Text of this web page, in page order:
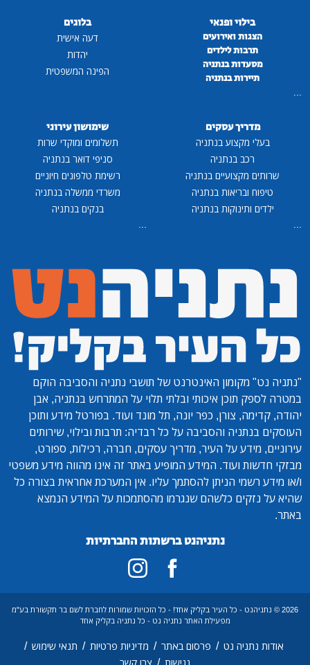
בילוי ופנאי
הצגות ואירועים
תרבות לילדים
מסעדות בנתניה
תיירות בנתניה
...
בלוגים
דעה אישית
יהדות
הפינה המשפטית
מדריך עסקים
בעלי מקצוע בנתניה
רכב בנתניה
שרותים מקצועיים בנתניה
טיפוח ובריאות בנתניה
ילדים ותינוקות בנתניה
...
שימושון עירוני
תשלומים ומוקדי שרות
סניפי דואר בנתניה
רשימת טלפונים חיוניים
משרדי ממשלה בנתניה
בנקים בנתניה
...
"נתניה נט" מקומון האינטרנט של תושבי נתניה והסביבה הוקם
במטרה לספק תוכן איכותי ובלתי תלוי על המתרחש בנתניה, אבן
יהודה, קדימה, צורן, כפר יונה, תל מונד ועוד. בפורטל מידע ותוכן
העוסקים בנתניה והסביבה על כל רבדיה: תרבות ובילוי, שירותים
עירוניים, מידע על העיר, מדריך עסקים, חברה, רכילות, ספורט,
מבזקי חדשות ועוד. המידע המופיע באתר זה אינו מהווה מידע משפטי
ו/או מידע רשמי הניתן להסתמך עליו. אין המערכת אחראית בצורה כל
שהיא על נזקים כלשהם שנגרמו מהסתמכות על המידע הנמצא
באתר.
נתניהנט ברשתות החברתיות
2026 © נתניהנט - כל העיר בקליק אחד! - כל הזכויות שמורות לחברת לשם בר תקשורת בע"מ
מפעילת האתר נתניה נט - כל נתניה בקליק אחד
אודות נתניה נט / פרסום באתר / מדיניות פרטיות / תנאי שימוש /
נגישות / צרו קשר